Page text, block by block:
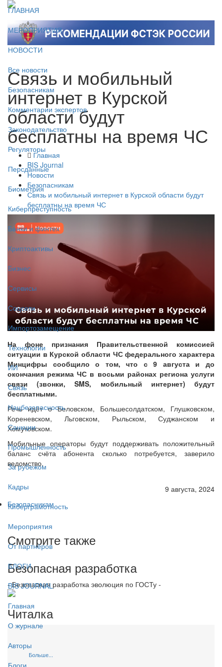
ГЛАВНАЯ
МЕРОПРИЯТИЯ
НОВОСТИ
Все новости
Безопасникам
Комментарии экспертов
Законодательство
Регуляторы
Персданные
Биометрия
Киберпреступность
Банки и финтех
Криптоактивы
Бизнес
Сервисы
Соцсети
Импортозамещение
Технологии
ИИ
Связь
Нацбезопасность
Санкции
Промышленность
За рубежом
Кадры
Киберграмотность
Мероприятия
От партнёров
БЛОГИ
BIS JOURNAL
Главная
О журнале
Авторы
Блоги
Связь и мобильный
интернет в Курской
области будут
бесплатны на время ЧС
Главная
BIS Journal
Новости
Безопасникам
Связь и мобильный интернет в Курской области будут
бесплатны на время ЧС
На фоне признания Правительственной комиссией
ситуации в Курской области ЧС федерального характера
Минцифры сообщило о том, что с 9 августа и до
окончания режима ЧС в восьми районах региона услуги
связи (звонки, SMS, мобильный интернет) будут
бесплатными.
Речь идёт о Беловском, Большесолдатском, Глушковском,
Кореневском, Льговском, Рыльском, Суджанском и
Хомутовском.
Мобильные операторы будут поддерживать положительный
баланс счёта абонента сколько потребуется, заверило
ведомство.
9 августа, 2024
Безопасникам
Смотрите также
Безопасная разработка
- Безопасная разработка эволюция по ГОСТу -
Читалка
Больше...